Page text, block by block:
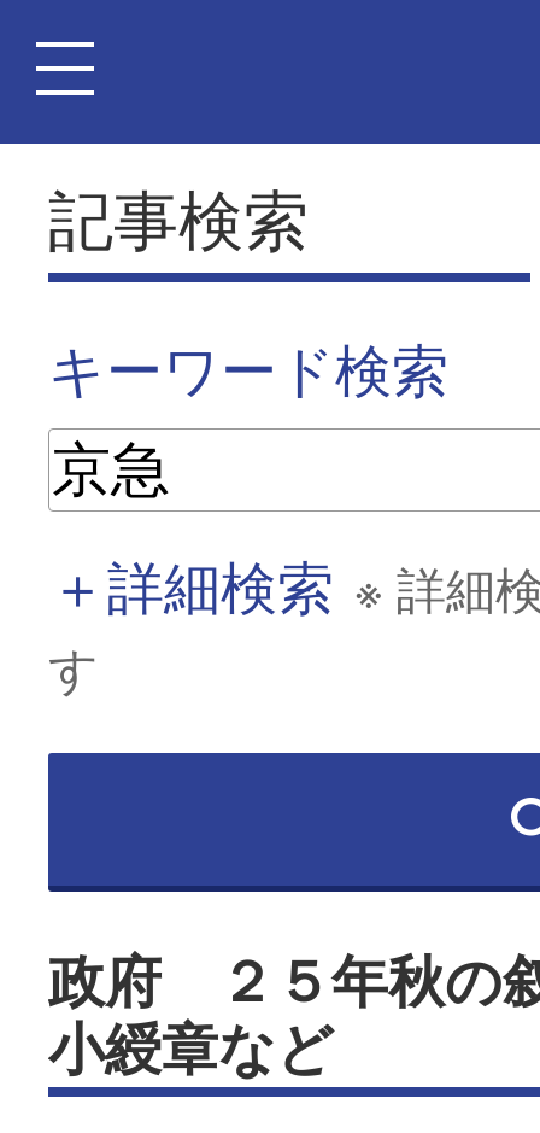
記事検索
キーワード検索
＋詳細検索 ※ 詳細
す
政府 ２５年秋の
小綬章など